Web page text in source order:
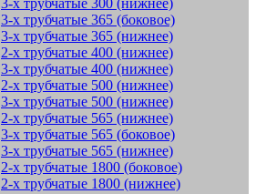
3-х трубчатые 300 (нижнее)
3-х трубчатые 365 (боковое)
3-х трубчатые 365 (нижнее)
2-х трубчатые 400 (нижнее)
3-х трубчатые 400 (нижнее)
2-х трубчатые 500 (нижнее)
3-х трубчатые 500 (нижнее)
2-х трубчатые 565 (нижнее)
3-х трубчатые 565 (боковое)
3-х трубчатые 565 (нижнее)
2-х трубчатые 1800 (боковое)
2-х трубчатые 1800 (нижнее)